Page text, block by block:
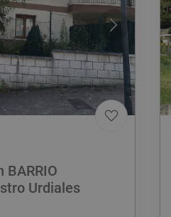
BARRIO
Urdiales